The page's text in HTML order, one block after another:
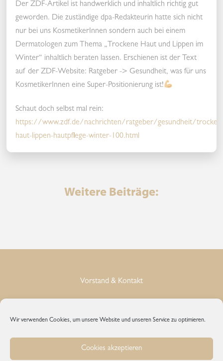
Wir verwenden Cookies, um unsere Website und unseren Service zu optimieren.
Cookies akzeptieren
Der ZDF-Artikel ist handwerklich und inhaltlich richtig gut
geworden. Die zuständige dpa-Redakteurin hatte sich nicht
nur bei uns KosmetikerInnen sondern auch bei einem
Dermatologen zum Thema „Trockene Haut und Lippen im
Winter“ inhaltlich beraten lassen. Erschienen ist der Text
auf der ZDF-Website: Ratgeber -> Gesundheit, was für uns
KosmetikerInnen eine Super-Positionierung ist!
Schaut doch selbst mal rein:
https://www.zdf.de/nachrichten/ratgeber/gesundheit/
haut-lippen-hautpflege-winter-100.html
Weitere Beiträge:
Vorstand & Kontakt